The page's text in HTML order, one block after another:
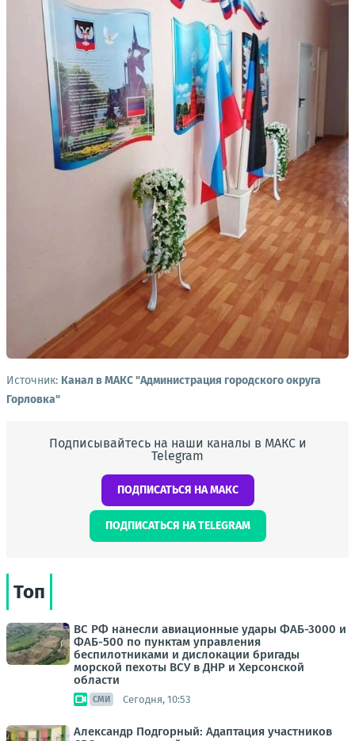
Источник: Канал в МАКС "Администрация городского округа
Горловка"
Подписывайтесь на наши каналы в МАКС и
Telegram
ПОДПИСАТЬСЯ НА МАКС
ПОДПИСАТЬСЯ НА TELEGRAM
Топ
ВС РФ нанесли авиационные удары ФАБ-3000 и
ФАБ-500 по пунктам управления
беспилотниками и дислокации бригады
морской пехоты ВСУ в ДНР и Херсонской
области
СМИ Сегодня, 10:53
Александр Подгорный: Адаптация участников